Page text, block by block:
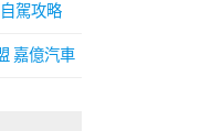
駕攻略
嘉億汽車